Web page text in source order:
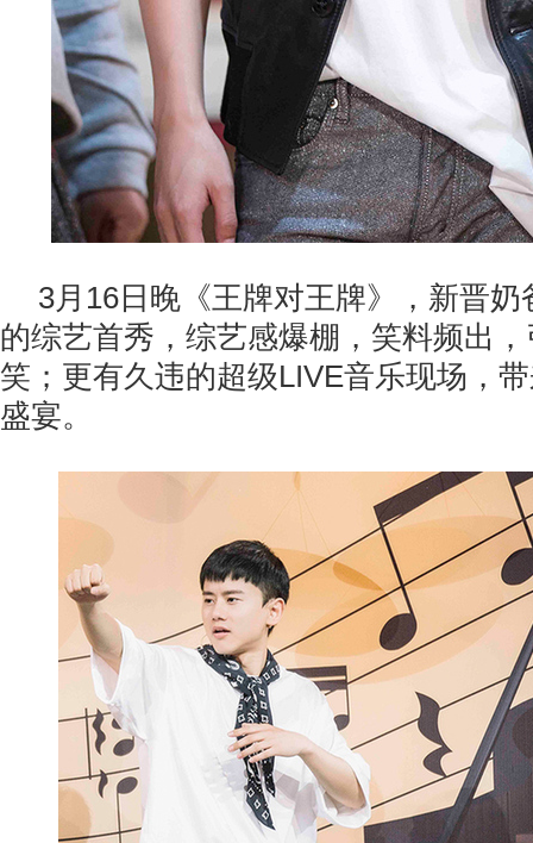
3月16日晚《王牌对王牌》，新晋
的综艺首秀，综艺感爆棚，笑料频出
笑；更有久违的超级LIVE音乐现场，
盛宴。